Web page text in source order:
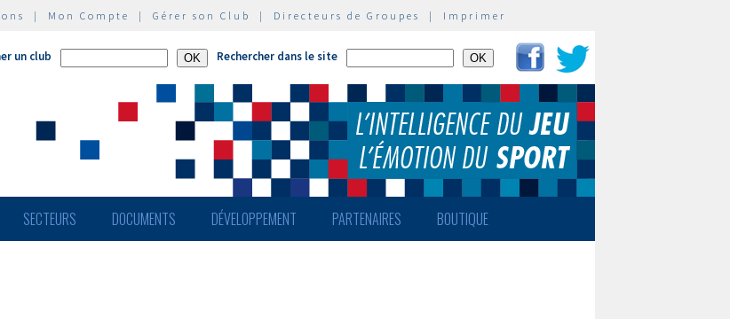
| Mon Compte | Gérer son Club | Directeurs de Groupes | Imprimer
un club Rechercher dans le site
SECTEURS DOCUMENTS DÉVELOPPEMENT PARTENAIRES BOUTIQUE